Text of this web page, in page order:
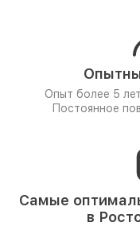
Опыт более 5 лет
Постоянное
Самые
в